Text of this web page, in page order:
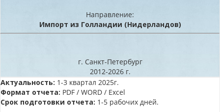
Направление:
Импорт из Голландии (Нидерландов)
г. Санкт-Петербург
2012-2026 г.
Актуальность: 1-3 квартал 2025г.
Формат отчета: PDF / WORD / Excel
Срок подготовки отчета: 1-5 рабочих дней.